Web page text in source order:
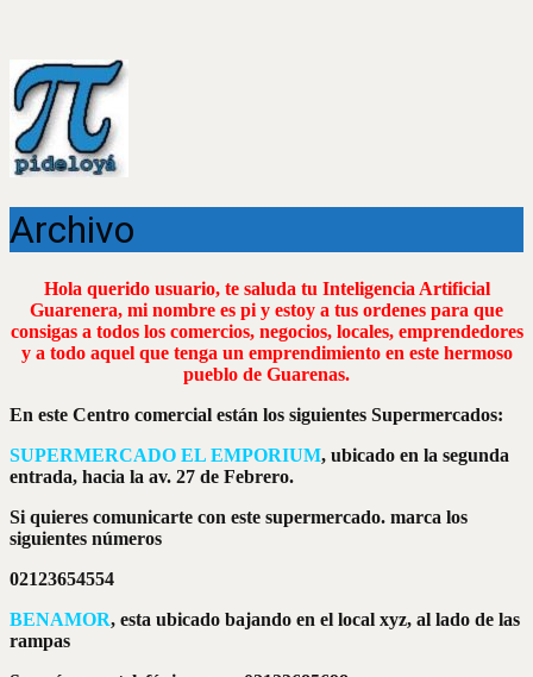
Archivo
Hola querido usuario, te saluda tu Inteligencia Artificial
Guarenera, mi nombre es pi y estoy a tus ordenes para que
consigas a todos los comercios, negocios, locales, emprendedores
y a todo aquel que tenga un emprendimiento en este hermoso
pueblo de Guarenas.
En este Centro comercial están los siguientes Supermercados:
SUPERMERCADO EL EMPORIUM, ubicado en la segunda
entrada, hacia la av. 27 de Febrero.
Si quieres comunicarte con este supermercado. marca los
siguientes números
02123654554
BENAMOR, esta ubicado bajando en el local xyz, al lado de las
rampas